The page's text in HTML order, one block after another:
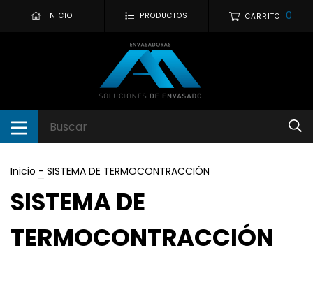
INICIO PRODUCTOS CARRITO 0
Inicio - SISTEMA DE TERMOCONTRACCIÓN
SISTEMA DE
TERMOCONTRACCIÓN